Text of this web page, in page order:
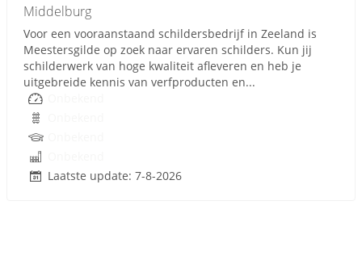
Middelburg
Voor een vooraanstaand schildersbedrijf in Zeeland is
Meestersgilde op zoek naar ervaren schilders. Kun jij
schilderwerk van hoge kwaliteit afleveren en heb je
uitgebreide kennis van verfproducten en...
Laatste update: 7-8-2026